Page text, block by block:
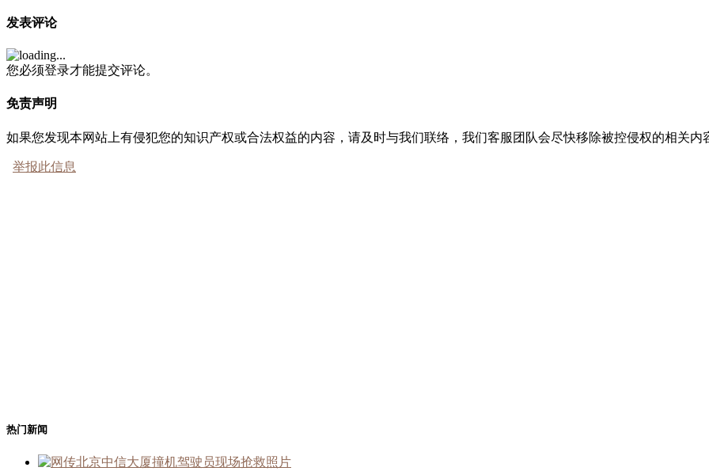
发表评论
您必须登录才能提交评论。
免责声明
如果您发现本网站上有侵犯您的知识产权或合法权益的内容，请及时与我们联络，我们客服团队会尽快移除被控侵权的相关内
举报此信息
热门新闻